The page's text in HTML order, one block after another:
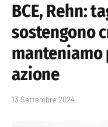
BCE, Rehn:
sostengono
azione
13 Settembre 2024